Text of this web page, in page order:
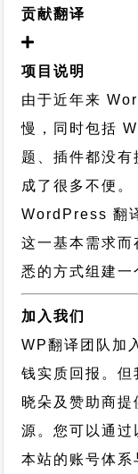
贡献翻译
项目说明
由于近年来
慢，同时包括
题、插件都没有
成了很多不便。
WordPress 翻
这一基本需求
悉的方式组建
加入我们
WP翻译团队加
钱实质回报。
晓朵及赞助商
源。您可以通过
本站的账号体